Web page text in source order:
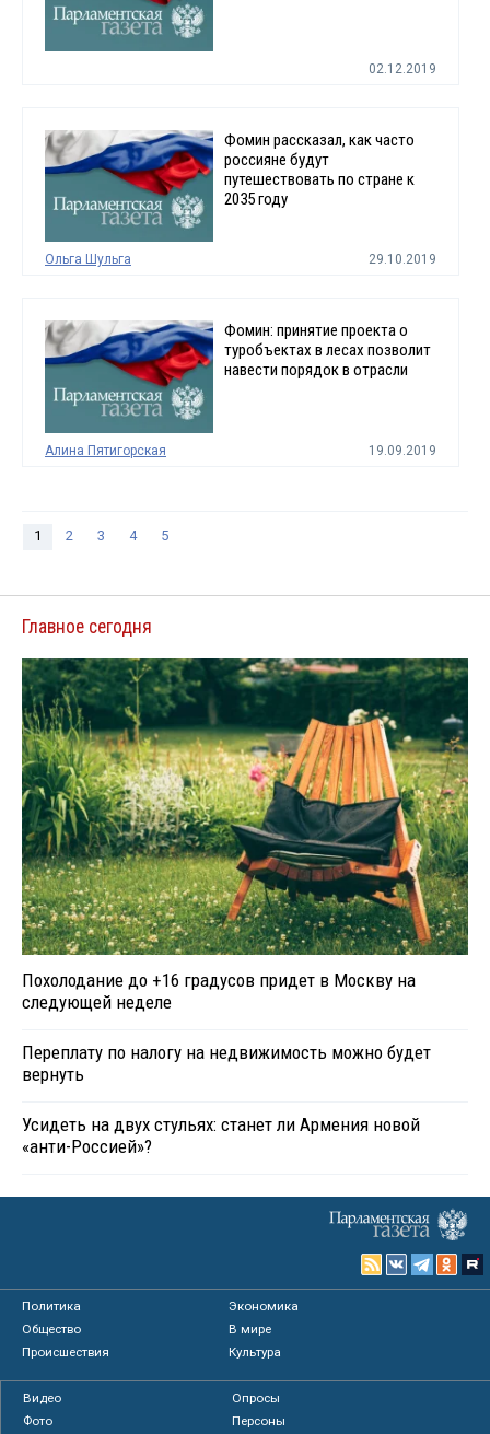
02.12.2019
Фомин рассказал, как часто
россияне будут
путешествовать по стране к
2035 году
Ольга Шульга 29.10.2019
Фомин: принятие проекта о
туробъектах в лесах позволит
навести порядок в отрасли
Алина Пятигорская 19.09.2019
1 2 3 4 5
Главное сегодня
Похолодание до +16 градусов придет в Москву на
следующей неделе
Переплату по налогу на недвижимость можно будет
вернуть
Усидеть на двух стульях: станет ли Армения новой
«анти-Россией»?
Политика
Экономика
Общество
В мире
Происшествия
Культура
Видео
Опросы
Фото
Персоны